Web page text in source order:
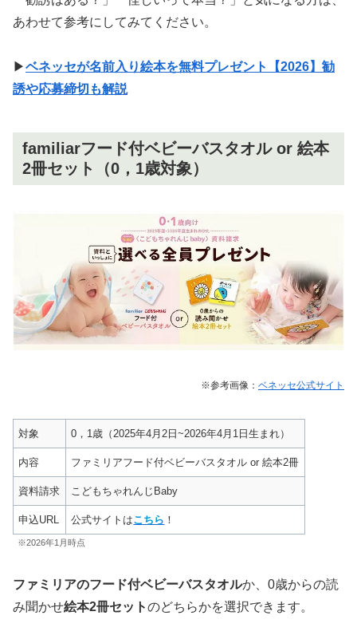
あわせて参考にしてみてください。
▶ベネッセが名前入り絵本を無料プレゼント【2026】勧
誘や応募締切も解説
familiarフード付ベビーバスタオル or 絵本
2冊セット（0，1歳対象）
※参考画像： ベネッセ公式サイト
対象 0，1歳（2025年4月2日~2026年4月1日生まれ）
内容 ファミリアフード付ベビーバスタオル or 絵本2冊
資料請求 こどもちゃれんじBaby
申込URL 公式サイトはこちら ！
※2026年1月時点
ファミリアのフード付ベビーバスタオルか、0歳からの読
み聞かせ絵本2冊セットのどちらかを選択できます。